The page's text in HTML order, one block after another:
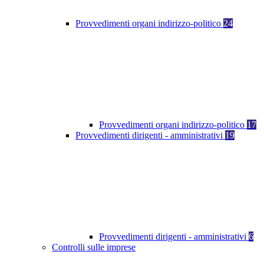
Provvedimenti organi indirizzo-politico 24
Provvedimenti organi indirizzo-politico 17
Provvedimenti dirigenti - amministrativi 19
Provvedimenti dirigenti - amministrativi 6
Controlli sulle imprese